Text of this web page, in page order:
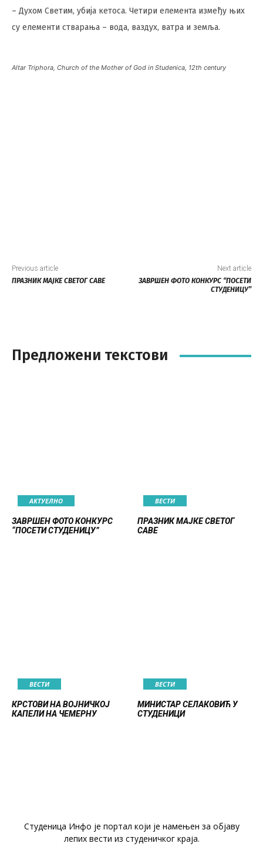
– Духом Светим, убија кетоса. Четири елемента између њих
су елементи стварања – вода, ваздух, ватра и земља.
Altar Triphora, Church of the Mother of God in Studenica, 12th century
Previous article
ПРАЗНИК МАЈКЕ СВЕТОГ САВЕ
Next article
ЗАВРШЕН ФОТО КОНКУРС “ПОСЕТИ
СТУДЕНИЦУ”
Предложени текстови
АКТУЕЛНО
ЗАВРШЕН ФОТО КОНКУРС
“ПОСЕТИ СТУДЕНИЦУ”
ВЕСТИ
ПРАЗНИК МАЈКЕ СВЕТОГ
САВЕ
ВЕСТИ
КРСТОВИ НА ВОЈНИЧКОЈ
КАПЕЛИ НА ЧЕМЕРНУ
ВЕСТИ
МИНИСТАР СЕЛАКОВИЋ У
СТУДЕНИЦИ
Студеница Инфо је портал који је намењен за објaву
лепих вести из студеничког краја.